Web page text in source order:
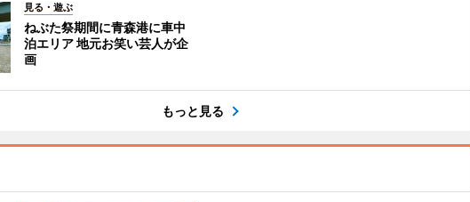
見る・遊ぶ
ねぶた祭期間に青森港に車中
泊エリア 地元お笑い芸人が企
画
もっと見る